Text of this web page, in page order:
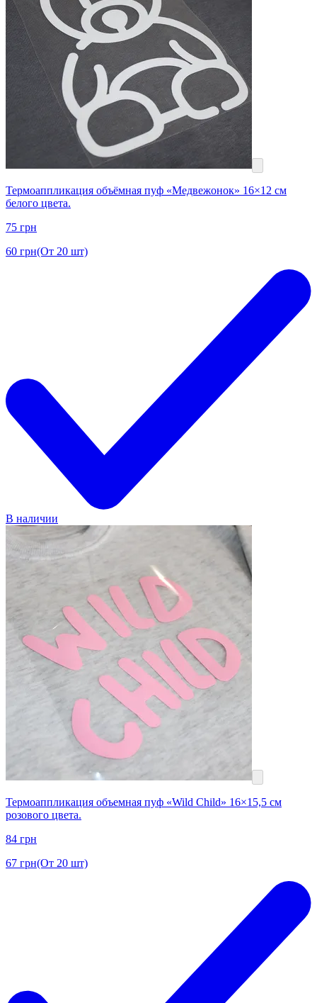
Термоаппликация объёмная пуф «Медвежонок» 16×12 см
белого цвета.
75 грн
60 грн(От 20 шт)
В наличии
Термоаппликация объемная пуф «Wild Child» 16×15,5 см
розового цвета.
84 грн
67 грн(От 20 шт)